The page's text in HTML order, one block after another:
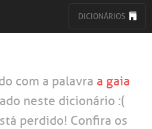
DICIONÁRIOS
com a palavra a gaia
neste dicionário :(
perdido! Confira os